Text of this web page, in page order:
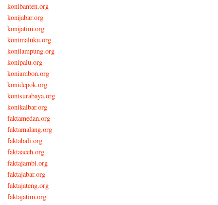
konibanten.org
konijabar.org
konijatim.org
konimaluku.org
konilampung.org
konipalu.org
koniambon.org
konidepok.org
konisurabaya.org
konikalbar.org
faktamedan.org
faktamalang.org
faktabali.org
faktaaceh.org
faktajambi.org
faktajabar.org
faktajateng.org
faktajatim.org